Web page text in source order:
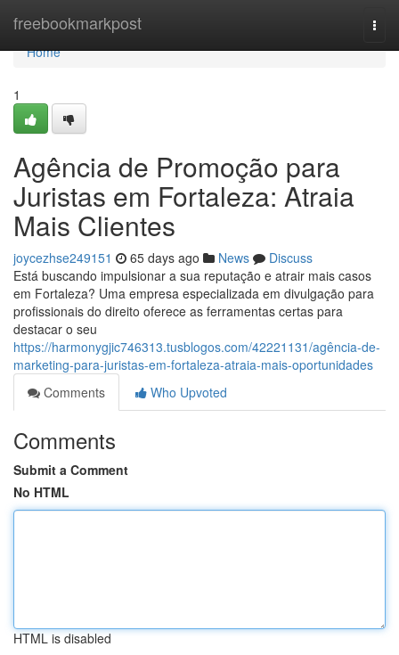
freebookmarkpost
Home
Home
1
Agência de Promoção para
Juristas em Fortaleza: Atraia
Mais Clientes
joycezhse249151 65 days ago News
Discuss
Está buscando impulsionar a sua reputação e atrair mais casos
em Fortaleza? Uma empresa especializada em divulgação para
profissionais do direito oferece as ferramentas certas para
destacar o seu
https://harmonygjic746313.tusblogos.com/42221131/agência-de-
marketing-para-juristas-em-fortaleza-atraia-mais-oportunidades
Comments
Who Upvoted
Comments
Submit a Comment
No HTML
HTML is disabled